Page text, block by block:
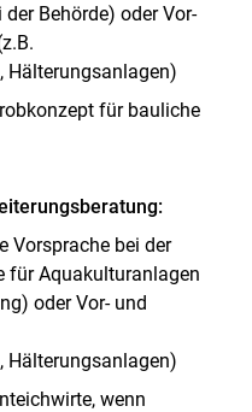
content
Behörde) oder Vor-
Hälterungsanlagen)
für bauliche
Vorsprache bei der
für Aquakulturanlagen
oder Vor- und
Hälterungsanlagen)
wenn